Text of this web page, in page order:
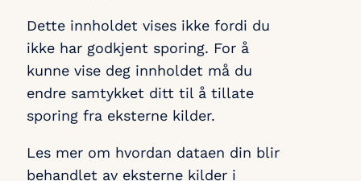
Dette innholdet vises ikke fordi du
ikke har godkjent sporing. For å
kunne vise deg innholdet må du
endre samtykket ditt til å tillate
sporing fra eksterne kilder.
Les mer om hvordan dataen din blir
behandlet av eksterne kilder i